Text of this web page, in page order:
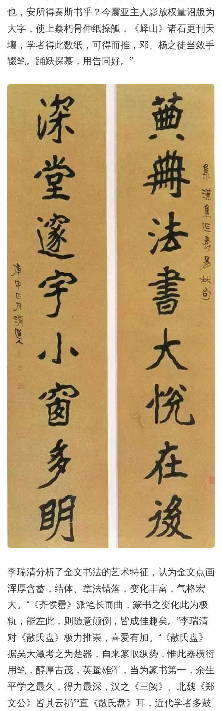
也，安所得秦斯书乎？今震亚主人影放权量诏版为
大字，使上蔡朽骨伸纸操觚，《峄山》诸石更刊天
壤，学者得此数纸，可得而推，邓、杨之徒当敛手
辍笔。踊跃探慕，用告同好。”
李瑞清分析了金文书法的艺术特征，认为金文点画
浑厚含蓄，结体、章法错落，变化丰富，气格宏
大。“《齐侯罍》派笔长而曲，篆书之变化此为极
轨，能左此，则随意颠倒，皆成佳趣矣。”李瑞清
对《散氏盘》极力推崇，喜爱有加。“《散氏盘》
据吴大澂考之为楚器，自来篆取纵势，惟此器横衍
用笔，醇厚古茂，英鸷雄浑，当为篆书第一，余生
平学之最久，得力最深，汉之《三阙》、北魏《郑
文公》皆其云礽”“直《散氏盘》耳，近代学者多鼓